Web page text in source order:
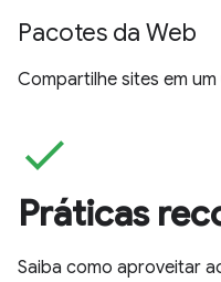
Pacotes da Web
Compartilhe sites em
check
Práticas
Saiba como aproveitar